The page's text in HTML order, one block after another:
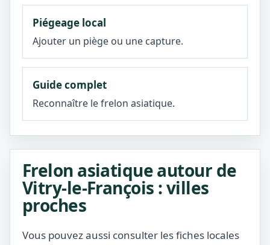
Piégeage local
Ajouter un piège ou une capture.
Guide complet
Reconnaître le frelon asiatique.
Frelon asiatique autour de
Vitry-le-François : villes
proches
Vous pouvez aussi consulter les fiches locales